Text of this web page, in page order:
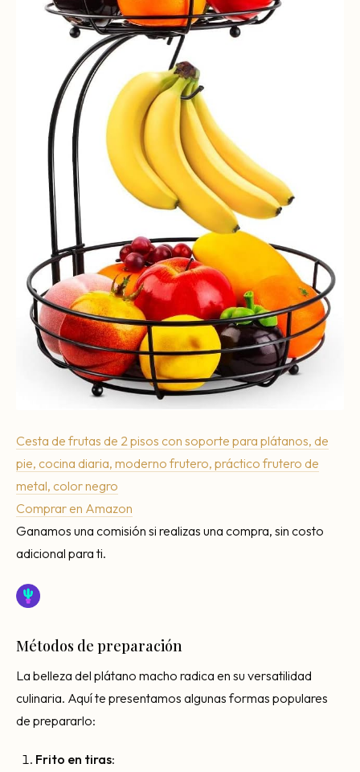
Cesta de frutas de 2 pisos con soporte para plátanos, de
pie, cocina diaria, moderno frutero, práctico frutero de
metal, color negro
Comprar en Amazon
Ganamos una comisión si realizas una compra, sin costo
adicional para ti.
Métodos de preparación
La belleza del plátano macho radica en su versatilidad
culinaria. Aquí te presentamos algunas formas populares
de prepararlo:
Frito en tiras: